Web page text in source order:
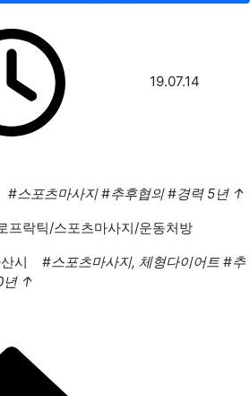
19.07.14
#스포츠마사지 #추후협의 #경력 5년 ↑
프락틱/스포츠마사지/운동처방
산시 #스포츠마사지, 체형다이어트 #추
년 ↑